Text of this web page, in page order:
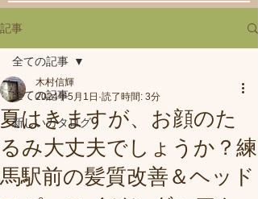
記事
全ての記事
新しいカタログ
全ての記事
夏はきますが、お顔のた
るみ大丈夫でしょうか？練
馬駅前の髪質改善＆ヘッド
木村信輝
2024年5月1日 読了時間: 3分